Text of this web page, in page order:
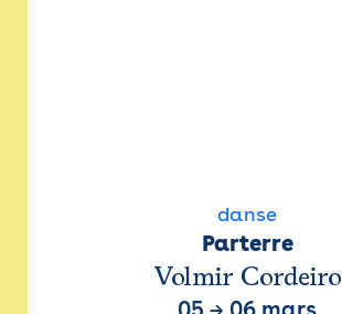
danse
Parterre
Volmir Cordeiro